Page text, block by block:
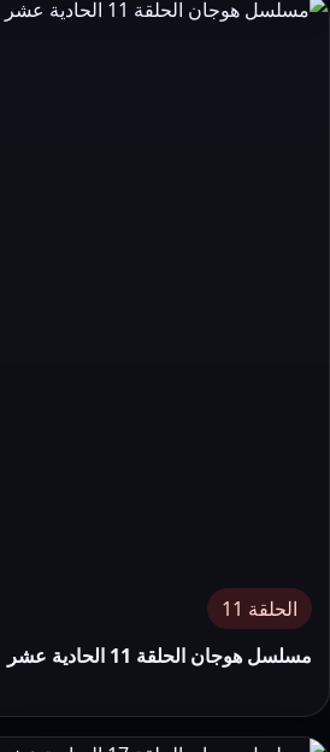
الحلقة 11
مسلسل هوجان الحلقة 11 الحادية عشر